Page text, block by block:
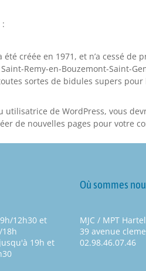
été créée en 1971, et n’a cessé
Remy-en-Bouzemont-Saint-
sortes de bidules supers
de WordPress, vous
de nouvelles pages pour votre
12h30 et
19h et
Où sommes
MJC / MPT
39 avenue
02.98.46.07.46